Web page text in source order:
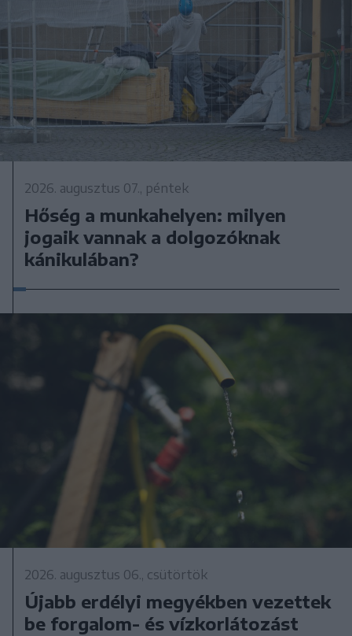
2026. augusztus 07., péntek
Hőség a munkahelyen: milyen
jogaik vannak a dolgozóknak
kánikulában?
2026. augusztus 06., csütörtök
Újabb erdélyi megyékben vezettek
be forgalom- és vízkorlátozást